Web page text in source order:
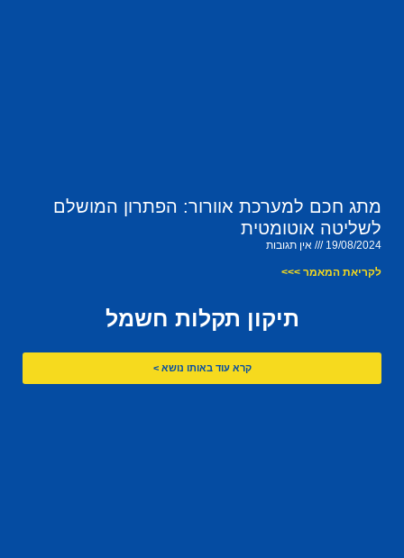
מתג חכם למערכת אוורור: הפתרון המושלם
לשליטה אוטומטית
19/08/2024 אין תגובות
לקריאת המאמר >>>
תיקון תקלות חשמל
קרא עוד באותו נושא >